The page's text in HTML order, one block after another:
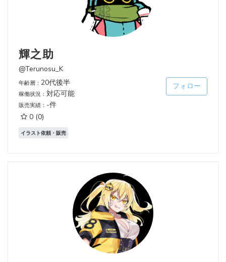
輝之助
@Terunosu_K
年齢層： 20代後半
稼働状況： 対応可能
販売実績： -件
0 (0)
フォロー
イラスト依頼・販売